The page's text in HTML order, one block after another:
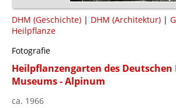
DHM (Geschichte) | DHM (Architektur) |
Heilpflanze
Fotografie
Heilpflanzengarten des Deutschen
Museums - Alpinum
ca. 1966